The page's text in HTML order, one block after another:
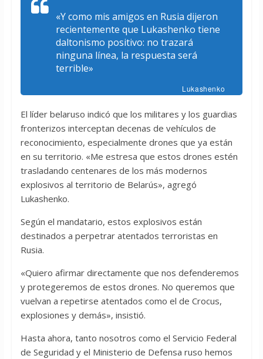
«Y como mis amigos en Rusia dijeron
recientemente que Lukashenko tiene
daltonismo positivo: no trazará
ninguna línea, la respuesta será
terrible»
Lukashenko
El líder belaruso indicó que los militares y los guardias
fronterizos interceptan decenas de vehículos de
reconocimiento, especialmente drones que ya están
en su territorio. «Me estresa que estos drones estén
trasladando centenares de los más modernos
explosivos al territorio de Belarús», agregó
Lukashenko.
Según el mandatario, estos explosivos están
destinados a perpetrar atentados terroristas en
Rusia.
«Quiero afirmar directamente que nos defenderemos
y protegeremos de estos drones. No queremos que
vuelvan a repetirse atentados como el de Crocus,
explosiones y demás», insistió.
Hasta ahora, tanto nosotros como el Servicio Federal
de Seguridad y el Ministerio de Defensa ruso hemos